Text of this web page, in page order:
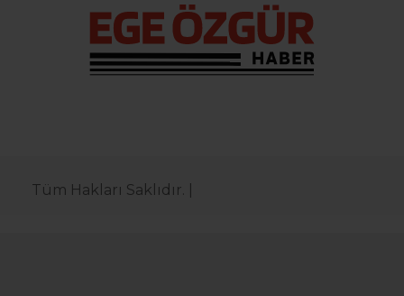
Tüm Hakları Saklıdır. |